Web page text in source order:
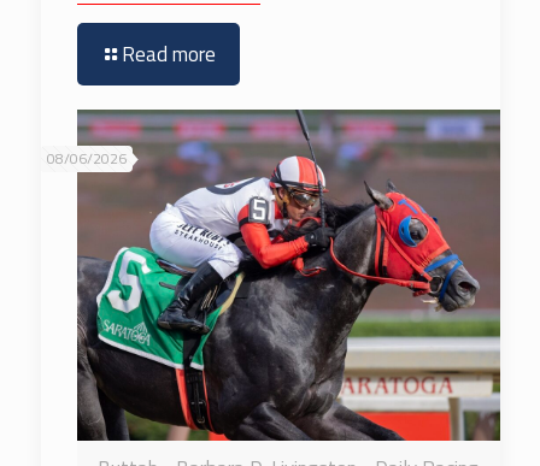
Read more
08/06/2026